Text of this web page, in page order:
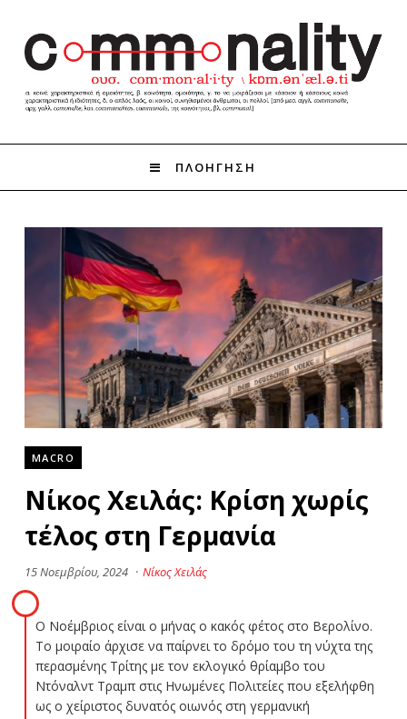
ΠΛΟΗΓΗΣΗ
MACRO
Νίκος Χειλάς: Κρίση χωρίς
τέλος στη Γερμανία
15 Νοεμβρίου, 2024 · Νίκος Χειλάς
Ο Νοέμβριος είναι ο μήνας ο κακός φέτος στο Βερολίνο.
Το μοιραίο άρχισε να παίρνει το δρόμο του τη νύχτα της
περασμένης Τρίτης με τον εκλογικό θρίαμβο του
Ντόναλντ Τραμπ στις Ηνωμένες Πολιτείες που εξελήφθη
ως ο χείριστος δυνατός οιωνός στη γερμανική